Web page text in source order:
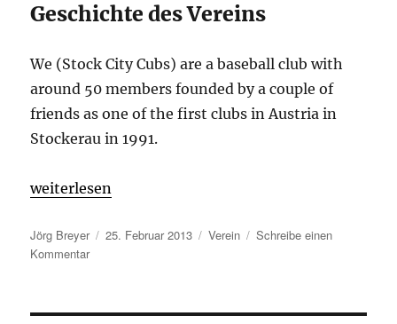
Geschichte des Vereins
We (Stock City Cubs) are a baseball club with
around 50 members founded by a couple of
friends as one of the first clubs in Austria in
Stockerau in 1991.
„Geschichte des Vereins“
weiterlesen
Autor
Jörg Breyer
Veröffentlicht
25. Februar 2013 Kategorien
Verein
Schreibe einen
Kommentarzu
Vereins